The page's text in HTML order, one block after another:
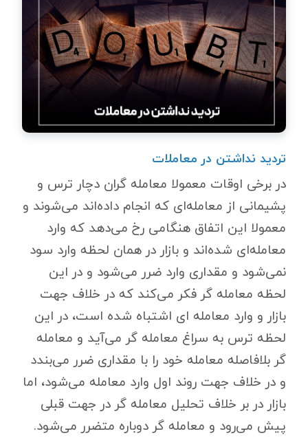
تردید نداشتن در معاملات
در برخی اوقات معمولا معامله گران دچار ترس و
پشیمانی از معامله‌ای که انجام داده‌اند می‌شوند و
معمولا این اتفاق هنگامی رخ می‌دهد که وارد
معامله‌ای شده‌اند و بازار در همان لحظه وارد سود
نمی‌شود و مقداری وارد ضرر می‌شود و در این
لحظه معامله گر فکر می‌کند که در خلاف جهت
بازار و وارد معامله ای اشتباه شده است، در این
لحظه ترس به سراغ معامله گر می‌آید و معامله
گر بلافاصله معامله خود را با مقداری ضرر می‌بندد
و در خلاف جهت روند اول وارد معامله می‌شود، اما
بازار در بر خلاف تحلیل معامله گر در جهت قبلی
پیش می‌رود و معامله گر دوباره متضرر می‌شود.